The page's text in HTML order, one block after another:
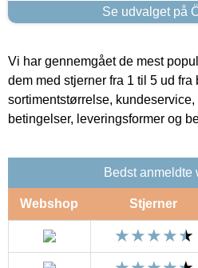
Se udvalget på
Vi har gennemgået de mest
dem med stjerner fra 1 til 5 ud
sortimentstørrelse,
betingelser, leveringsformer og
Bedst anmeldte
Webshop Stjerner